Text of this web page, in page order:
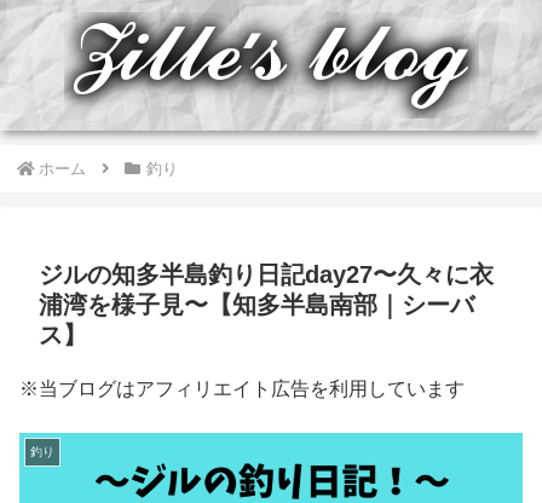
ホーム 釣り
ジルの知多半島釣り日記day27〜久々に衣
浦湾を様子見〜【知多半島南部｜シーバ
ス】
※当ブログはアフィリエイト広告を利用しています
釣り